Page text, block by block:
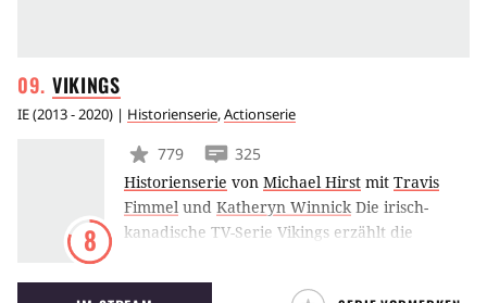
VIKINGS
IE(2013 - 2020) | Historienserie,Actionserie
8
779
325
Historienserie von Michael Hirst mit Travis
Fimmel und Katheryn Winnick Die irisch-
kanadische TV-Serie Vikings erzählt die
Fimmel), einem der größten Helden seiner